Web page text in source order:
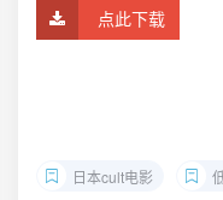
点此下载
日本cult电影